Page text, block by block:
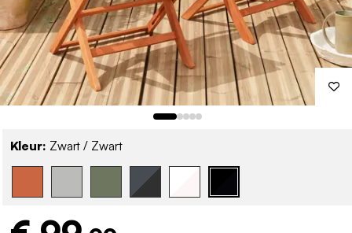
Kleur: Zwart / Zwart